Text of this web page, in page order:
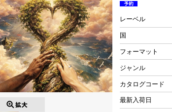
レーベル
国
フォーマット
ジャンル
カタログコード
最新入荷日